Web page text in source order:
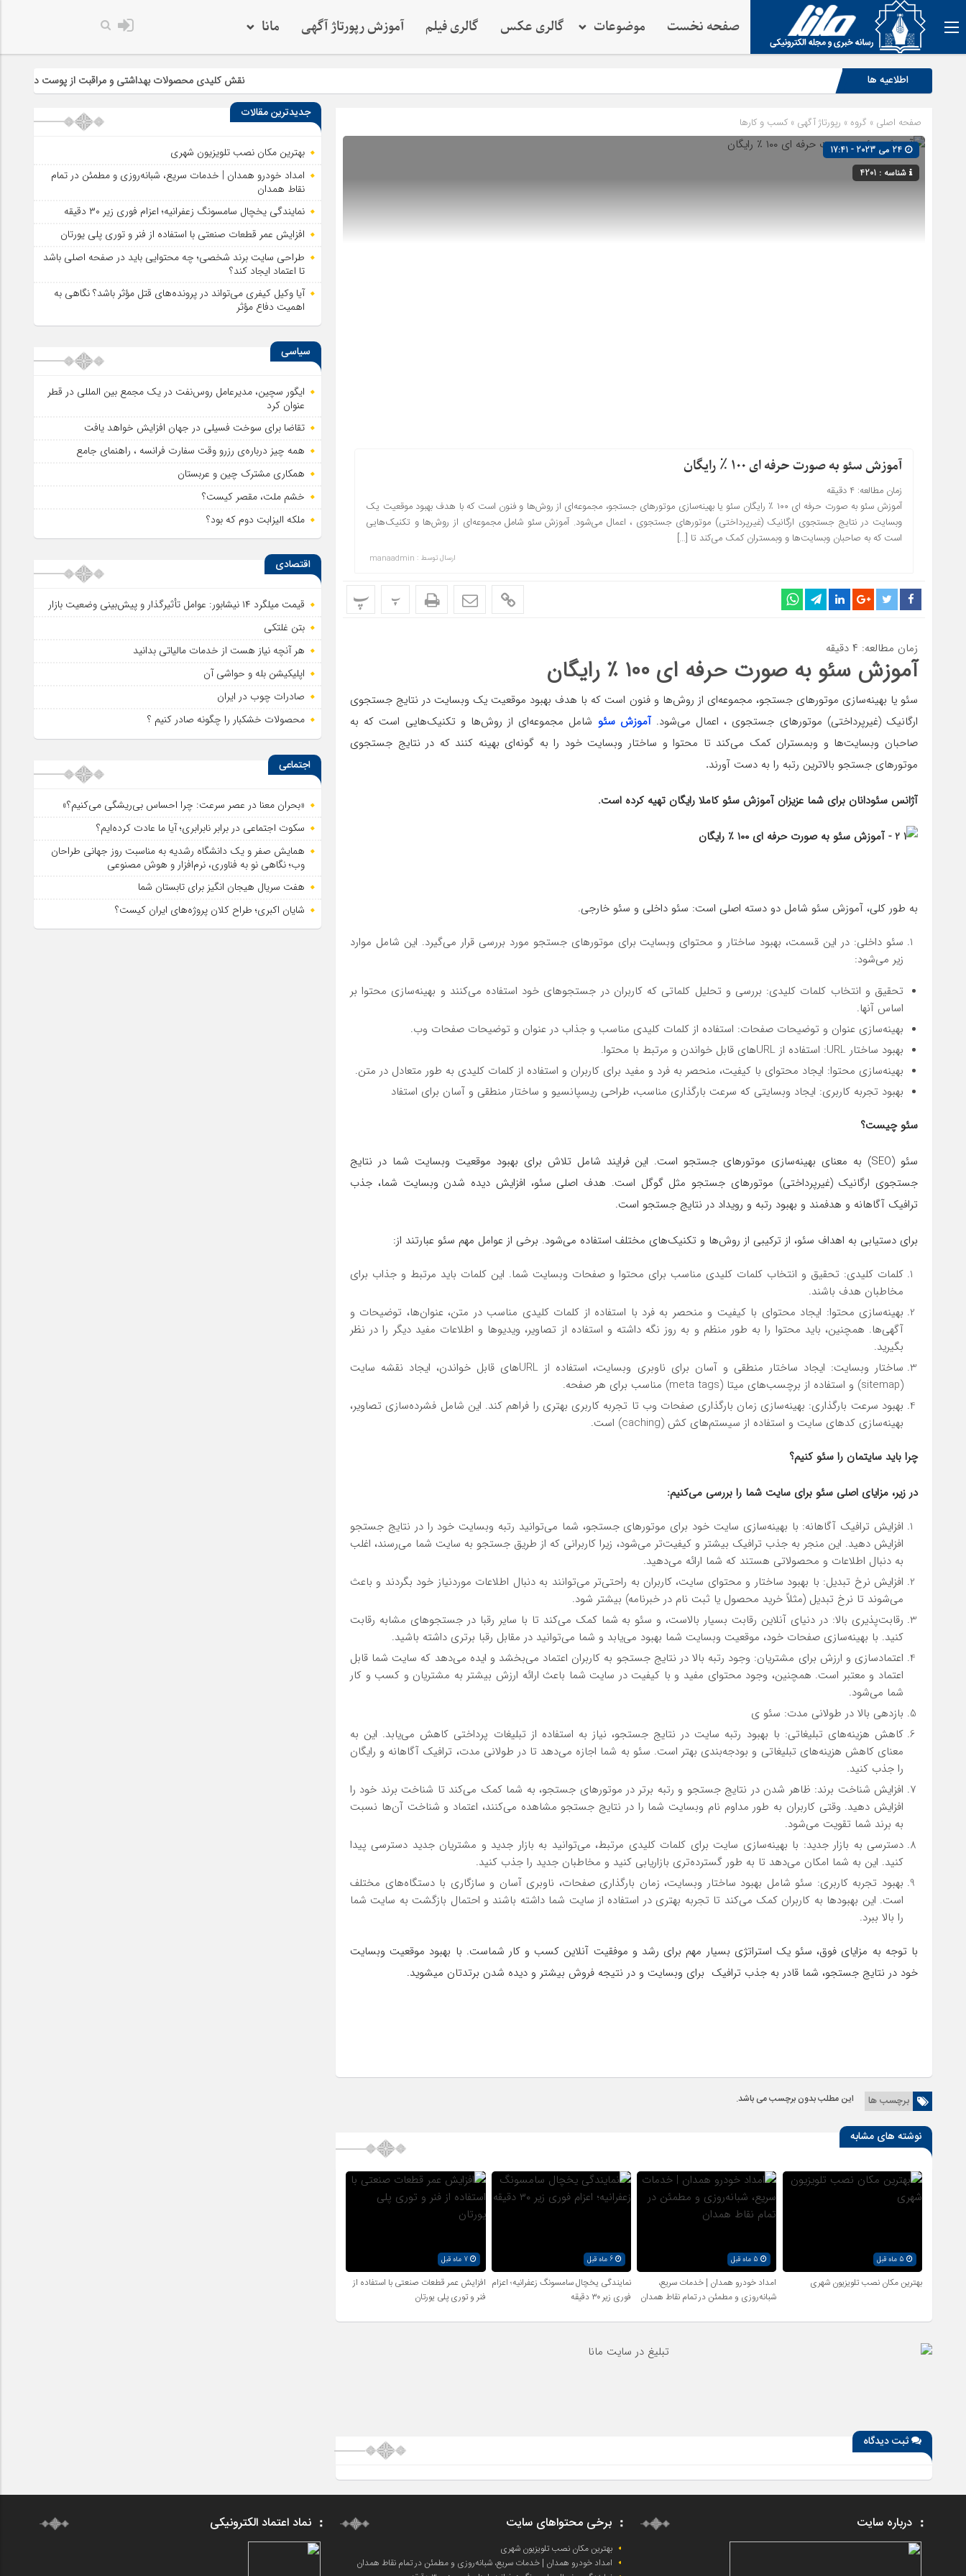
صفحه نخست موضوعات گالری عکس گالری فیلم آموزش رپورتاژ آگهی مانا
اطلاعیه ها نقش کلیدی محصولات بهداشتی و مراقبت از پوست در سلامت و زیبایی
صفحه اصلی » گروه » رپورتاژ آگهی » کسب و کارها
شناسه : 4201
آموزش سئو به صورت حرفه ای ۱۰۰ ٪ رایگان
زمان مطالعه:۴ دقیقه
آموزش سئو به صورت حرفه ای ۱۰۰ ٪ رایگان سئو یا بهینه‌سازی موتورهای جستجو، مجموعه‌ای از روش‌ها و فنون است که با هدف بهبود موقعیت یک
وبسایت در نتایج جستجوی ارگانیک (غیرپرداختی) موتورهای جستجوی ، اعمال می‌شود. آموزش سئو شامل مجموعه‌ای از روش‌ها و تکنیک‌هایی
است که به صاحبان وبسایت‌ها و وبمستران کمک می‌کند تا […]
ارسال توسط : manaadmin
پ پ
زمان مطالعه: ۴ دقیقه
آموزش سئو به صورت حرفه ای ۱۰۰ ٪ رایگان
سئو یا بهینه‌سازی موتورهای جستجو، مجموعه‌ای از روش‌ها و فنون است که با هدف بهبود موقعیت یک وبسایت در نتایج جستجوی
ارگانیک (غیرپرداختی) موتورهای جستجوی ، اعمال می‌شود.آموزش سئو شامل مجموعه‌ای از روش‌ها و تکنیک‌هایی است که به
صاحبان وبسایت‌ها و وبمستران کمک می‌کند تا محتوا و ساختار وبسایت خود را به گونه‌ای بهینه کنند که در نتایج جستجوی
موتورهای جستجو بالاترین رتبه را به دست آورند.
آژانس سئودانان برای شما عزیزان آموزش سئو کاملا رایگان تهیه کرده است.
به طور کلی، آموزش سئو شامل دو دسته اصلی است: سئو داخلی و سئو خارجی.
سئو داخلی: در این قسمت، بهبود ساختار و محتوای وبسایت برای موتورهای جستجو مورد بررسی قرار می‌گیرد. این شامل موارد
زیر می‌شود:
تحقیق و انتخاب کلمات کلیدی: بررسی و تحلیل کلماتی که کاربران در جستجوهای خود استفاده می‌کنند و بهینه‌سازی محتوا بر
اساس آنها.
بهینه‌سازی عنوان و توضیحات صفحات: استفاده از کلمات کلیدی مناسب و جذاب در عنوان و توضیحات صفحات وب.
بهبود ساختار URL: استفاده از URL‌های قابل خواندن و مرتبط با محتوا.
بهینه‌سازی محتوا: ایجاد محتوای با کیفیت، منحصر به فرد و مفید برای کاربران و استفاده از کلمات کلیدی به طور متعادل در متن.
بهبود تجربه کاربری: ایجاد وبسایتی که سرعت بارگذاری مناسب، طراحی ریسپانسیو و ساختار منطقی و آسان برای استفاد
سئو چیست؟
سئو (SEO) به معنای بهینه‌سازی موتورهای جستجو است. این فرایند شامل تلاش برای بهبود موقعیت وبسایت شما در نتایج
جستجوی ارگانیک (غیرپرداختی) موتورهای جستجو مثل گوگل است. هدف اصلی سئو، افزایش دیده شدن وبسایت شما، جذب
ترافیک آگاهانه و هدفمند و بهبود رتبه و رویداد در نتایج جستجو است.
برای دستیابی به اهداف سئو، از ترکیبی از روش‌ها و تکنیک‌های مختلف استفاده می‌شود. برخی از عوامل مهم سئو عبارتند از:
کلمات کلیدی: تحقیق و انتخاب کلمات کلیدی مناسب برای محتوا و صفحات وبسایت شما. این کلمات باید مرتبط و جذاب برای
مخاطبان هدف باشند.
بهینه‌سازی محتوا: ایجاد محتوای با کیفیت و منحصر به فرد با استفاده از کلمات کلیدی مناسب در متن، عنوان‌ها، توضیحات و
آگهی‌ها. همچنین، باید محتوا را به طور منظم و به روز نگه داشته و استفاده از تصاویر، ویدیوها و اطلاعات مفید دیگر را در نظر
بگیرید.
ساختار وبسایت: ایجاد ساختار منطقی و آسان برای ناوبری وبسایت، استفاده از URL‌های قابل خواندن، ایجاد نقشه سایت
(sitemap) و استفاده از برچسب‌های میتا (meta tags) مناسب برای هر صفحه.
بهبود سرعت بارگذاری: بهینه‌سازی زمان بارگذاری صفحات وب تا تجربه کاربری بهتری را فراهم کند. این شامل فشرده‌سازی تصاویر،
بهینه‌سازی کدهای سایت و استفاده از سیستم‌های کش (caching) است.
چرا باید سایتمان را سئو کنیم؟
در زیر، مزایای اصلی سئو برای سایت شما را بررسی می‌کنیم:
افزایش ترافیک آگاهانه: با بهینه‌سازی سایت خود برای موتورهای جستجو، شما می‌توانید رتبه وبسایت خود را در نتایج جستجو
افزایش دهید. این منجر به جذب ترافیک بیشتر و کیفیت‌تر می‌شود، زیرا کاربرانی که از طریق جستجو به سایت شما می‌رسند، اغلب
به دنبال اطلاعات و محصولاتی هستند که شما ارائه می‌دهید.
افزایش نرخ تبدیل: با بهبود ساختار و محتوای سایت، کاربران به راحتی‌تر می‌توانند به دنبال اطلاعات موردنیاز خود بگردند و باعث
می‌شوند تا نرخ تبدیل (مثلاً خرید محصول یا ثبت نام در خبرنامه) بیشتر شود.
رقابت‌پذیری بالا: در دنیای آنلاین رقابت بسیار بالاست، و سئو به شما کمک می‌کند تا با سایر رقبا در جستجوهای مشابه رقابت
کنید. با بهینه‌سازی صفحات خود، موقعیت وبسایت شما بهبود می‌یابد و شما می‌توانید در مقابل رقبا برتری داشته باشید.
اعتمادسازی و ارزش برای مشتریان: وجود رتبه بالا در نتایج جستجو به کاربران اعتماد می‌بخشد و ایده می‌دهد که سایت شما قابل
اعتماد و معتبر است. همچنین، وجود محتوای مفید و با کیفیت در سایت شما باعث ارائه ارزش بیشتر به مشتریان و کسب و کار
شما می‌شود.
بازدهی بالا در طولانی مدت: سئو ی
کاهش هزینه‌های تبلیغاتی: با بهبود رتبه سایت در نتایج جستجو، نیاز به استفاده از تبلیغات پرداختی کاهش می‌یابد. این به
معنای کاهش هزینه‌های تبلیغاتی و بودجه‌بندی بهتر است. سئو به شما اجازه می‌دهد تا در طولانی مدت، ترافیک آگاهانه و رایگان
را جذب کنید.
افزایش شناخت برند: ظاهر شدن در نتایج جستجو و رتبه برتر در موتورهای جستجو، به شما کمک می‌کند تا شناخت برند خود را
افزایش دهید. وقتی کاربران به طور مداوم نام وبسایت شما را در نتایج جستجو مشاهده می‌کنند، اعتماد و شناخت آن‌ها نسبت
به برند شما تقویت می‌شود.
دسترسی به بازار جدید: با بهینه‌سازی سایت برای کلمات کلیدی مرتبط، می‌توانید به بازار جدید و مشتریان جدید دسترسی پیدا
کنید. این به شما امکان می‌دهد تا به طور گسترده‌تری بازاریابی کنید و مخاطبان جدید را جذب کنید.
بهبود تجربه کاربری: سئو شامل بهبود ساختار وبسایت، زمان بارگذاری صفحات، ناوبری آسان و سازگاری با دستگاه‌های مختلف
است. این بهبودها به کاربران کمک می‌کند تا تجربه بهتری در استفاده از سایت شما داشته باشند و احتمال بازگشت به سایت شما
را بالا ببرد.
با توجه به مزایای فوق، سئو یک استراتژی بسیار مهم برای رشد و موفقیت آنلاین کسب و کار شماست. با بهبود موقعیت وبسایت
خود در نتایج جستجو، شما قادر به جذب ترافیک برای وبسایت و در نتیجه فروش بیشتر و دیده شدن برتدتان میشوید.
برچسب ها این مطلب بدون برچسب می باشد.
نوشته های مشابه
بهترین مکان نصب تلویزیون شهری
5 ماه قبل
امداد خودرو همدان | خدمات سریع،
شبانه‌روزی و مطمئن در تمام نقاط همدان
6 ماه قبل
نمایندگی یخچال سامسونگ زعفرانیه؛ اعزام
فوری زیر ۳۰ دقیقه
7 ماه قبل
افزایش عمر قطعات صنعتی با استفاده از
فنر و توری پلی یورتان
ثبت دیدگاه
جدیدترین مقالات
بهترین مکان نصب تلویزیون شهری
امداد خودرو همدان | خدمات سریع، شبانه‌روزی و مطمئن در تمام
نقاط همدان
نمایندگی یخچال سامسونگ زعفرانیه؛ اعزام فوری زیر ۳۰ دقیقه
افزایش عمر قطعات صنعتی با استفاده از فنر و توری پلی یورتان
طراحی سایت برند شخصی؛ چه محتوایی باید در صفحه اصلی باشد
تا اعتماد ایجاد کند؟
آیا وکیل کیفری می‌تواند در پرونده‌های قتل مؤثر باشد؟ نگاهی به
اهمیت دفاع مؤثر
سیاسی
ایگور سچین، مدیرعامل روس‌نفت در یک مجمع بین المللی در قطر
عنوان کرد
تقاضا برای سوخت فسیلی در جهان افزایش خواهد یافت
همه چیز درباره‌ی رزرو وقت سفارت فرانسه ، راهنمای جامع
همکاری مشترک چین و عربستان
خشم ملت، مقصر کیست؟
ملکه الیزابت دوم که بود؟
اقتصادی
قیمت میلگرد ۱۴ نیشابور: عوامل تأثیرگذار و پیش‌بینی وضعیت بازار
بتن غلتکی
هر آنچه نیاز هست از خدمات مالیاتی بدانید
اپلیکیشن بله و حواشی آن
صادرات چوب در ایران
محصولات خشکبار را چگونه صادر کنیم ؟
اجتماعی
«بحران معنا در عصر سرعت: چرا احساس بی‌ریشگی می‌کنیم؟»
سکوت اجتماعی در برابر نابرابری؛ آیا ما عادت کرده‌ایم؟
همایش صفر و یک دانشگاه رشدیه به مناسبت روز جهانی طراحان
وب؛ نگاهی نو به فناوری، نرم‌افزار و هوش مصنوعی
هفت سریال هیجان انگیز برای تابستان شما
شایان اکبری؛ طراح کلان پروژه‌های ایران کیست؟
درباره سایت برخی محتواهای سایت
بهترین مکان نصب تلویزیون شهری
امداد خودرو همدان | خدمات سریع، شبانه‌روزی و مطمئن در تمام نقاط همدان
نماد اعتماد الکترونیکی